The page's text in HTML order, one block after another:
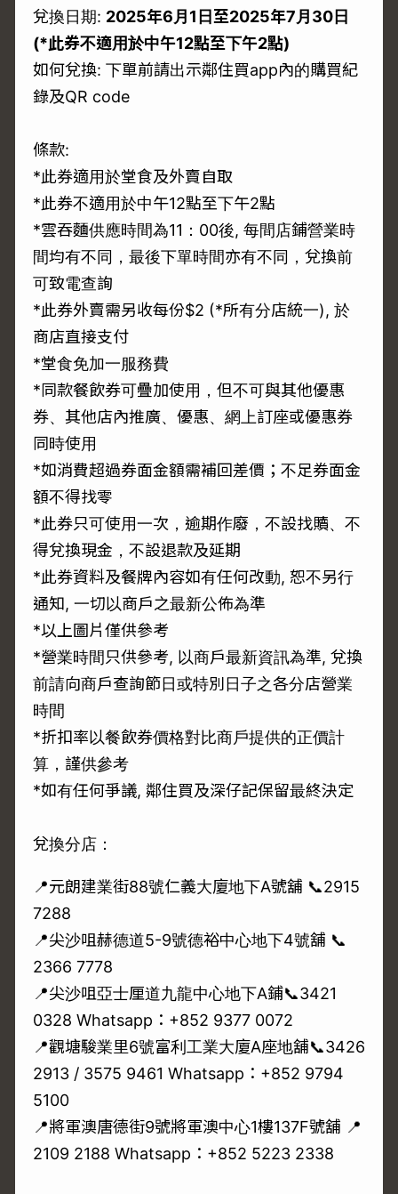
兌換日期: 2025年6月1日至2025年7月30日
(*此券不適用於中午12點至下午2點)
如何兌換: 下單前請出示鄰住買app內的購買紀
錄及QR code
條款:
*此券適用於堂食及外賣自取
*此券不適用於中午12點至下午2點
*雲吞麵供應時間為11：00後, 每間店鋪營業時
間均有不同，最後下單時間亦有不同，兌換前
可致電查詢
*此券外賣需另收每份$2 (*所有分店統一), 於
商店直接支付
*堂食免加一服務費
*同款餐飲券可疊加使用，但不可與其他優惠
券、其他店內推廣、優惠、網上訂座或優惠券
同時使用
*如消費超過券面金額需補回差價；不足券面金
額不得找零
*此券只可使用一次，逾期作廢，不設找贖、不
得兌換現金，不設退款及延期
*此券資料及餐牌內容如有任何改動, 恕不另行
通知, 一切以商戶之最新公佈為準
*以上圖片僅供參考
*營業時間只供參考, 以商戶最新資訊為準, 兌換
前請向商戶查詢節日或特別日子之各分店營業
時間
*折扣率以餐飲券價格對比商戶提供的正價計
算，謹供參考
*如有任何爭議, 鄰住買及深仔記保留最終決定
兌換分店：
📍元朗建業街88號仁義大廈地下A號舖 📞2915
7288
📍尖沙咀赫德道5-9號德裕中心地下4號舖 📞
2366 7778
📍尖沙咀亞士厘道九龍中心地下A鋪📞3421
0328 Whatsapp：+852 9377 0072
📍觀塘駿業里6號富利工業大廈A座地舖📞3426
2913 / 3575 9461 Whatsapp：+852 9794
5100
📍將軍澳唐德街9號將軍澳中心1樓137F號舖 📍
2109 2188 Whatsapp：+852 5223 2338